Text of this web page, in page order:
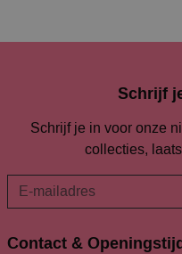
Schrijf
Schrijf je in voor onze
collecties,
Contact &